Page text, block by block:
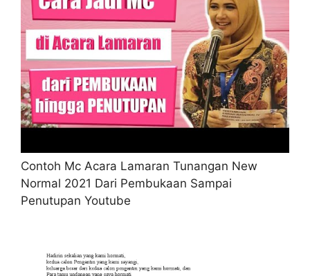
Contoh Mc Acara Lamaran Tunangan New
Normal 2021 Dari Pembukaan Sampai
Penutupan Youtube